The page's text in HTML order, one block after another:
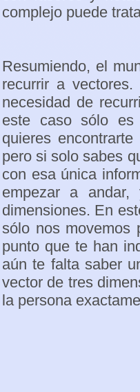
complejo puede
Resumiendo, el
recurrir a
necesidad de
este caso sólo es
quieres
pero si solo sabes
con esa única
empezar a
dimensiones. En
sólo nos movemos
punto que te han
aún te falta saber
vector de tres
la persona